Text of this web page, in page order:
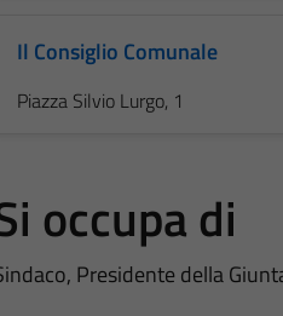
Il Consiglio Comunale
Piazza Silvio Lurgo, 1
occupa di
Presidente della